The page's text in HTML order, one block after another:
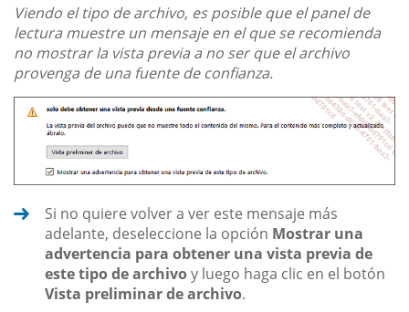
Viendo el tipo de archivo, es posible que el panel de
lectura muestre un mensaje en el que se recomienda
no mostrar la vista previa a no ser que el archivo
provenga de una fuente de confianza.
Si no quiere volver a ver este mensaje más
adelante, deseleccione la opción Mostrar una
advertencia para obtener una vista previa de
este tipo de archivoy luego haga clic en el botón
Vista preliminar de archivo.